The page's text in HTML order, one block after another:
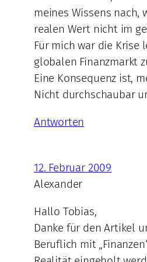
meines Wissens
realen Wert nicht im
Für mich war die
globalen Finanzmarkt
Eine Konsequenz ist,
Nicht durchschaubar
Antworten
12. Februar 2009
Alexander
Hallo Tobias,
Danke für den Artikel
Beruflich mit